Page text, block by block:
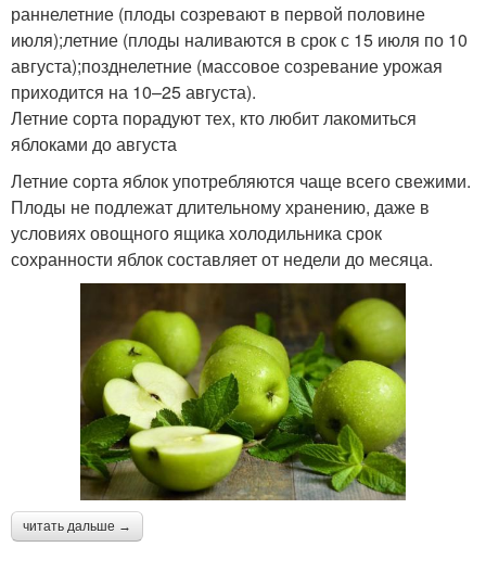
раннелетние (плоды созревают в первой половине
июля);летние (плоды наливаются в срок с 15 июля по 10
августа);позднелетние (массовое созревание урожая
приходится на 10–25 августа).
Летние сорта порадуют тех, кто любит лакомиться
яблоками до августа
Летние сорта яблок употребляются чаще всего свежими.
Плоды не подлежат длительному хранению, даже в
условиях овощного ящика холодильника срок
сохранности яблок составляет от недели до месяца.
читать дальше →